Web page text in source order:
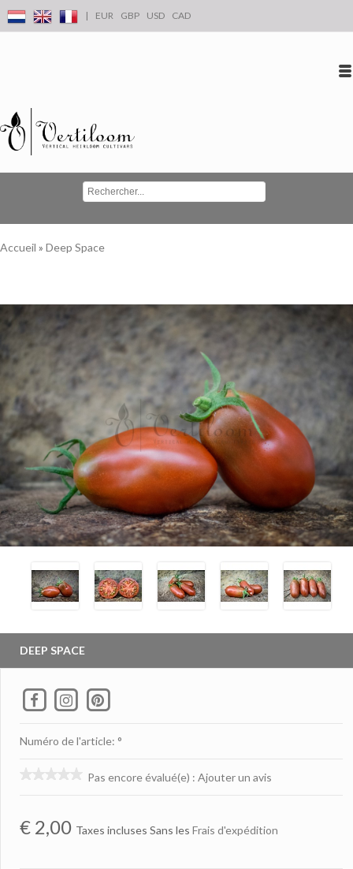
| EUR GBP USD CAD
Accueil » Deep Space
DEEP SPACE
Numéro de l'article: °
Pas encore évalué(e) : Ajouter un avis
€ 2,00 Taxes incluses Sans les Frais d'expédition